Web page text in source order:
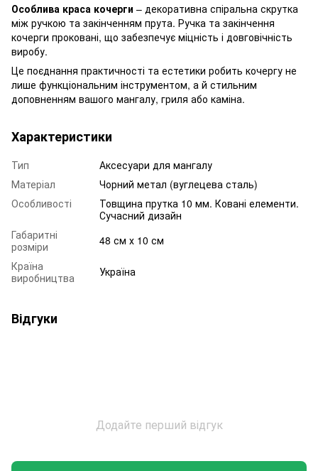
Особлива краса кочерги – декоративна спіральна скрутка
між ручкою та закінченням прута. Ручка та закінчення
кочерги проковані, що забезпечує міцність і довговічність
виробу.
Це поєднання практичності та естетики робить кочергу не
лише функціональним інструментом, а й стильним
доповненням вашого мангалу, гриля або каміна.
Характеристики
Тип
Аксесуари для мангалу
Матеріал
Чорний метал (вуглецева сталь)
Особливості
Товщина прутка 10 мм. Ковані елементи.
Сучасний дизайн
Габаритні
розміри
48 см х 10 см
Країна
виробництва
Україна
Відгуки
Додайте перший відгук